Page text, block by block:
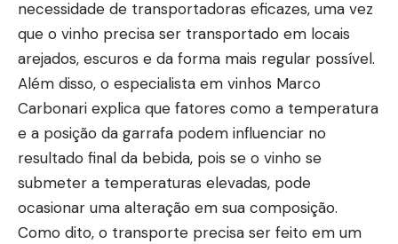
necessidade de transportadoras eficazes, uma vez
que o vinho precisa ser transportado em locais
arejados, escuros e da forma mais regular possível.
Além disso, o especialista em vinhos Marco
Carbonari explica que fatores como a temperatura
e a posição da garrafa podem influenciar no
resultado final da bebida, pois se o vinho se
submeter a temperaturas elevadas, pode
ocasionar uma alteração em sua composição.
Como dito, o transporte precisa ser feito em um